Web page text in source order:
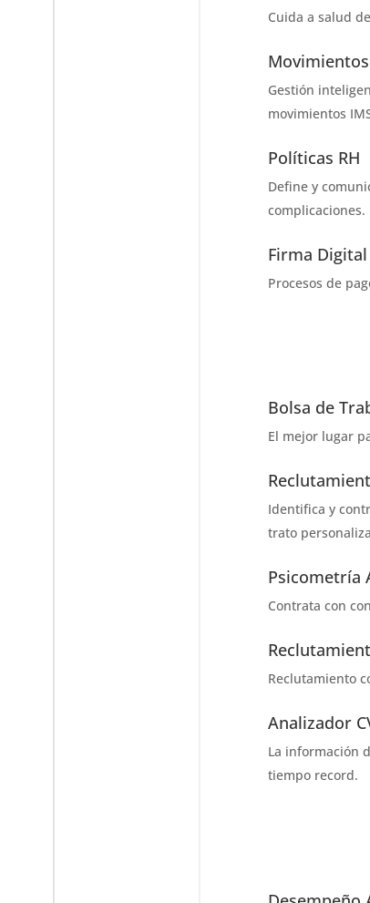
Cuida a salud
Gestión
movimientos
Políticas RH
Define y
complicaciones.
Firma Digital
Procesos de
Bolsa de
El mejor lugar
Identifica y
trato
Psicometría
Contrata con
Reclutamiento
Analizador
La información
tiempo record​.